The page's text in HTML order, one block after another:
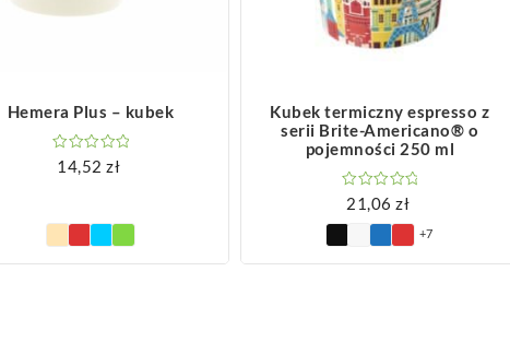
Hemera Plus – kubek
14,52zł
Kubek termiczny espresso z
serii Brite-Americano® o
pojemności 250 ml
21,06zł
+7